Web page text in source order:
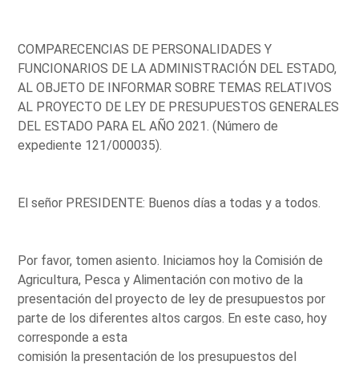
COMPARECENCIAS DE PERSONALIDADES Y
FUNCIONARIOS DE LA ADMINISTRACIÓN DEL ESTADO,
AL OBJETO DE INFORMAR SOBRE TEMAS RELATIVOS
AL PROYECTO DE LEY DE PRESUPUESTOS GENERALES
DEL ESTADO PARA EL AÑO 2021. (Número de
expediente 121/000035).
El señor PRESIDENTE: Buenos días a todas y a todos.
Por favor, tomen asiento. Iniciamos hoy la Comisión de
Agricultura, Pesca y Alimentación con motivo de la
presentación del proyecto de ley de presupuestos por
parte de los diferentes altos cargos. En este caso, hoy
corresponde a esta
comisión la presentación de los presupuestos del